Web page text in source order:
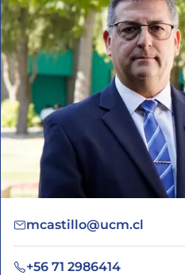
mcastillo@ucm.cl
+56 71 2986414